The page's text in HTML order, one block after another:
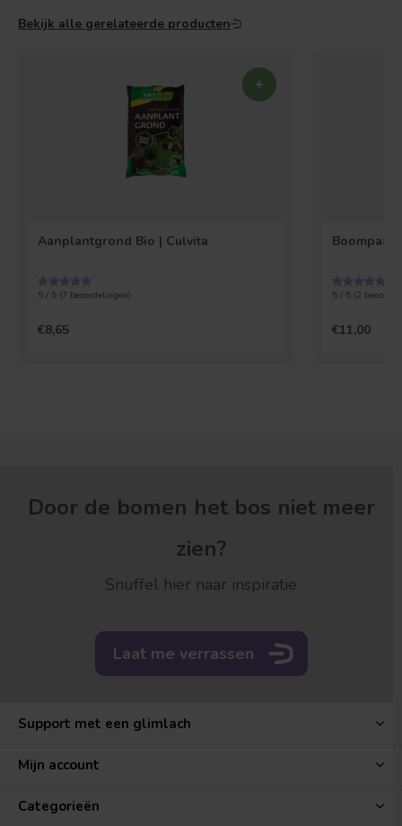
Bekijk alle gerelateerde producten
Aanplantgrond Bio | Culvita
5 / 5 (7 beoordelingen)
€8,65
Boompaal
5 / 5 (2
€11,00
Door de bomen het bos niet meer
zien?
Snuffel hier naar inspiratie
Laat me verrassen
Support met een glimlach
Mijn account
Categorieën